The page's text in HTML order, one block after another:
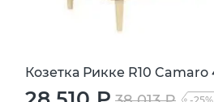
Козетка Рикке R10 Camaro